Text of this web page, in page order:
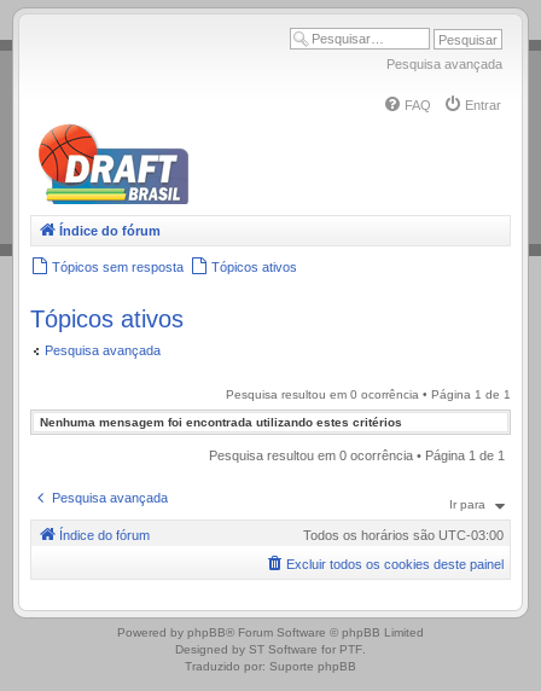
.
Pesquisa avançada
FAQ Entrar
Índice do fórum
Tópicos sem resposta Tópicos ativos
Tópicos ativos
Pesquisa avançada
Pesquisa resultou em 0 ocorrência • Página 1 de 1
Nenhuma mensagem foi encontrada utilizando estes critérios
Pesquisa resultou em 0 ocorrência • Página 1 de 1
Pesquisa avançada Ir para
Índice do fórum Todos os horários são UTC-03:00
Excluir todos os cookies deste painel
.
Powered by phpBB® Forum Software © phpBB Limited
Designed by ST Software for PTF
Traduzido por: Suporte phpBB